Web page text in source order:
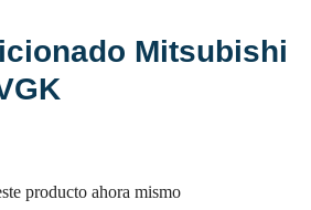
Mitsubishi
producto ahora mismo